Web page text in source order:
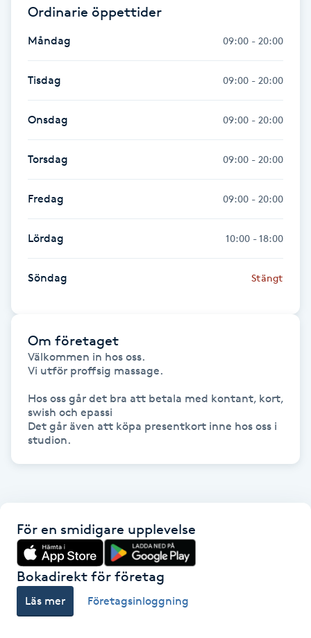
Fransförlängning Volym
Fransk manikyr
Fransrengöring
Frekvensterapi
Friskvård
Friskvårdsmassage
Frisör
Funktionsanalys
Färgning
Föning
Gel naglar
Gellack med förstärkning
Gravidmassage
Gravidyoga
Ordinarie öppettider
Måndag 09:00 - 20:00
Tisdag 09:00 - 20:00
Onsdag 09:00 - 20:00
Torsdag 09:00 - 20:00
Fredag 09:00 - 20:00
Lördag 10:00 - 18:00
Söndag Stängt
Om företaget
Välkommen in hos oss.
Vi utför proffsig massage.
Hos oss går det bra att betala med kontant, kort,
swish och epassi
Det går även att köpa presentkort inne hos oss i
studion.
För en smidigare upplevelse
Bokadirekt för företag
Läs mer Företagsinloggning